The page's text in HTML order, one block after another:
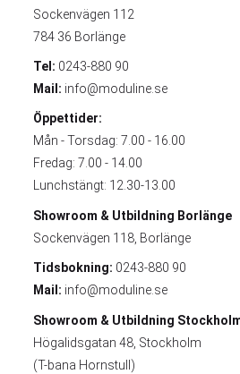
Sockenvägen 112
784 36 Borlänge
Tel: 0243-880 90
Mail: info@moduline.se
Öppettider:
Mån - Torsdag: 7.00 - 16.00
Fredag: 7.00 - 14.00
Lunchstängt: 12.30-13.00
Showroom & Utbildning Borlänge
Sockenvägen 118, Borlänge
Tidsbokning: 0243-880 90
Mail: info@moduline.se
Showroom & Utbildning
Högalidsgatan 48, Stockholm
(T-bana Hornstull)